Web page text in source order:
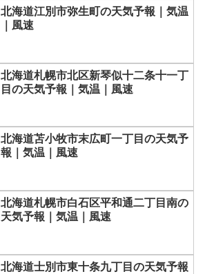
北海道江別市弥生町の天気予報｜気温
｜風速
北海道札幌市北区新琴似十二条十一丁
目の天気予報｜気温｜風速
北海道苫小牧市末広町一丁目の天気予
報｜気温｜風速
北海道札幌市白石区平和通二丁目南の
天気予報｜気温｜風速
北海道士別市東十条九丁目の天気予報